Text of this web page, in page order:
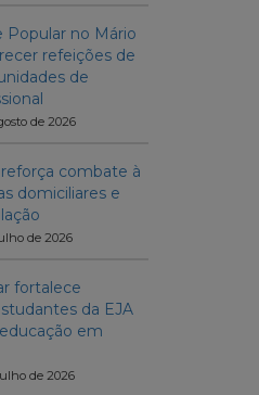
Popular no Mário
refeições de
de
de 2026
combate à
domiciliares e
de 2026
fortalece
da EJA
em
de 2026